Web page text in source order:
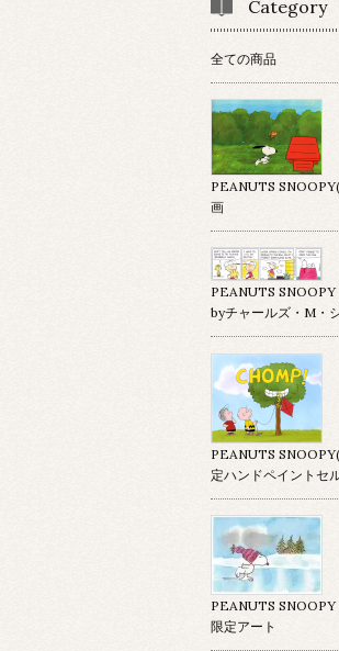
Category
全ての商品
PEANUTS
画
PEANUTS SNOOPY
byチャールズ・M・
PEANUTS
定ハンドペイントセ
PEANUTS SNOOPY
限定アート